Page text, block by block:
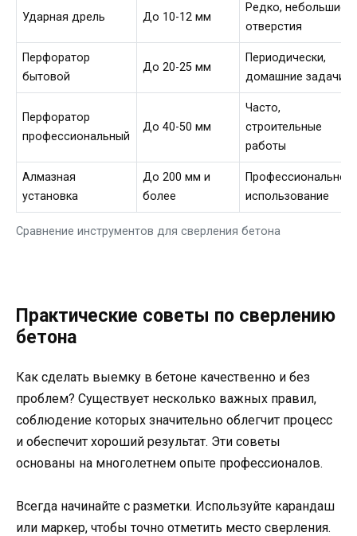
Сравнение инструментов для сверления бетона
Ударная дрель До 10-12 мм
Редко, небольшие
отверстия
Перфоратор
бытовой
До 20-25 мм
Периодически,
домашние задачи
Перфоратор
профессиональный
До 40-50 мм
Часто,
строительные
работы
Алмазная
установка
До 200 мм и
более
Профессиональное
использование
Практические советы по сверлению
бетона
Как сделать выемку в бетоне качественно и без
проблем? Существует несколько важных правил,
соблюдение которых значительно облегчит процесс
и обеспечит хороший результат. Эти советы
основаны на многолетнем опыте профессионалов.
Всегда начинайте с разметки. Используйте карандаш
или маркер, чтобы точно отметить место сверления.